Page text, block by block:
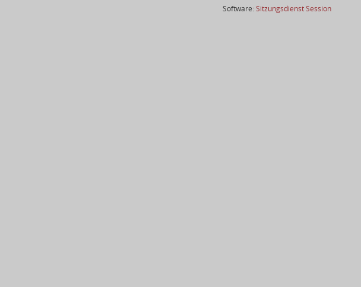
Software:SitzungsdienstSession(Wird in